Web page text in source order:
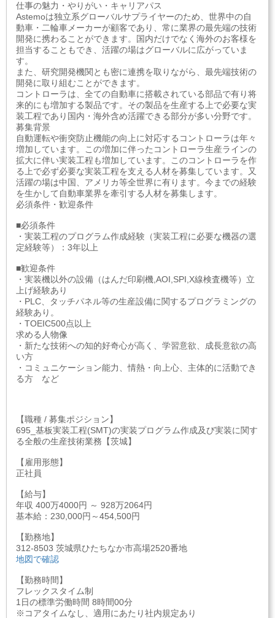
仕事の魅力・やりがい・キャリアパス
Astemoは独立系グローバルサプライヤーのため、世界中の自
動車・二輪車メーカーが顧客であり、常に業界の最先端の技術
開発に携わることができます。国内だけでなく海外のお客様を
担当することもでき、活躍の場はグローバルに広がっていま
す。
また、研究開発機関とも密に連携を取りながら、最先端技術の
開発に取り組むことができます。
コントローラは、全ての自動車に搭載されている部品で有り将
来的にも増加する製品です。その製品を生産する上で必要な実
装工程であり国内・海外含め活躍できる部分が多い分野です。
募集背景
自動運転や衝突防止機能の向上に対応するコントローラは年々
増加しています。この増加に伴ったコントローラ生産ラインの
拡大に伴い実装工程も増加しています。このコントローラを作
る上で必ず必要な実装工程を支える人材を募集しています。又
活躍の場は中国、アメリカ等全世界に有ります。今までの経験
を生かして自動車業界を牽引する人材を募集します。
必須条件・歓迎条件
■必須条件
・実装工程のプログラム作成経験（実装工程に必要な機器の選
定経験等）：3年以上
■歓迎条件
・実装機以外の設備（はんだ印刷機,AOI,SPI,X線検査機等）立
上げ経験あり
・PLC、タッチパネル等の生産設備に関するプログラミングの
経験あり。
・TOEIC500点以上
求める人物像
・新たな技術への知的好奇心が高く、学習意欲、成長意欲の高
い方
・コミュニケーション能力、情熱・向上心、主体的に活動でき
る方 など
【職種 / 募集ポジション】
695_基板実装工程(SMT)の実装プログラム作成及び実装に関す
る全般の生産技術業務【茨城】
【雇用形態】
正社員
【給与】
年収 400万4000円 ～ 928万2064円
基本給：230,000円～454,500円
【勤務地】
312-8503 茨城県ひたちなか市高場2520番地
地図で確認
【勤務時間】
フレックスタイム制
1日の標準労働時間 8時間00分
※コアタイムなし、適用にあたり社内規定あり